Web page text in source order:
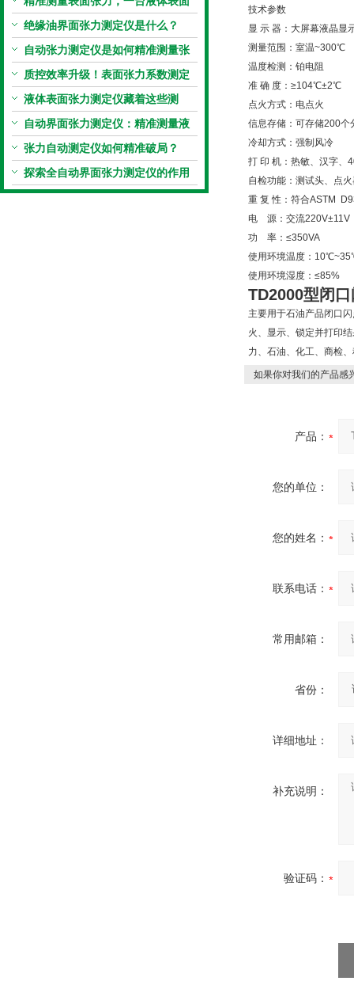
张力系数测量仪就够了
绝缘油界面张力测定仪是什么？
自动张力测定仪是如何精准测量张
力的？
质控效率升级！表面张力系数测定
仪真香警告
液体表面张力测定仪藏着这些测
定“小窍门”
自动界面张力测定仪：精准测量液
体界面张力的关键设备
张力自动测定仪如何精准破局？
探索全自动界面张力测定仪的作用
技术参数
显 示 器：大屏幕液晶显
测量范围：室温~300℃
温度检测：铂电阻
准 确 度：
点火方式：电点火
信息存储：可存储200个
冷却方式：强制风冷
打 印 机：热敏、汉字、
自检功能：测试头、点
重 复 性：符合ASTM
电 源：交流220V±11V
功 率：≤350VA
使用环境温度：
使用环境湿度：≤85%
TD2000型闭
主要用于石油产品闭口
火、显示、锁定并打印
力、石油、化工、商检
如果你对我们的产品感
产品：
您的单位：
您的姓名：
联系电话：
常用邮箱：
省份：
详细地址：
补充说明：
验证码：